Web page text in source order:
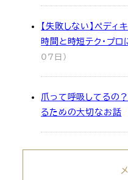
【失敗しない】ペデ
時間と時短テク・プロ
07日)
爪って呼吸してるの
るための大切なお話